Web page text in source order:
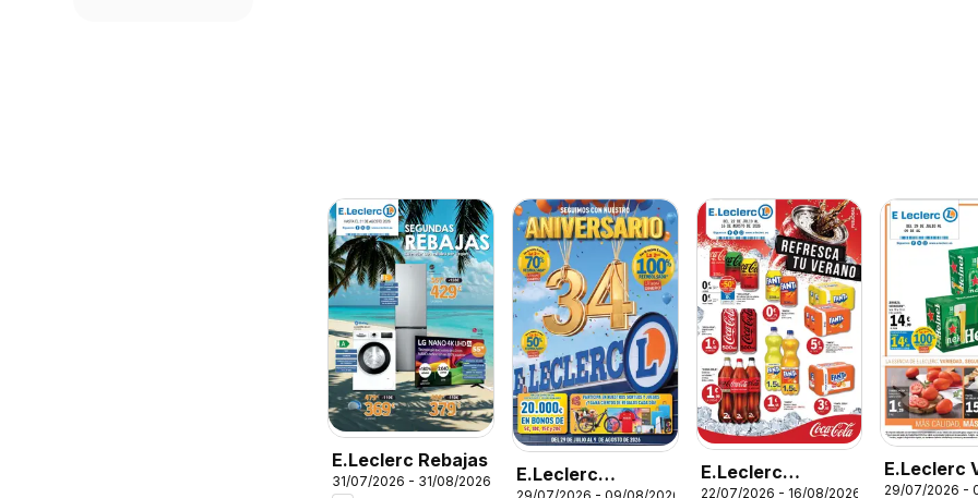
E.Leclerc Rebajas
31/07/2026 - 31/08/2026
E.Leclerc
E.Leclerc
22/07/2026 - 16/08/2026
E.Leclerc
29/07/2026 -